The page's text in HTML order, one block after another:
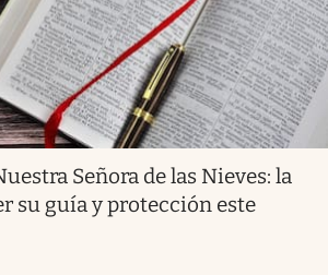
Señora de las Nieves: la
su guía y protección este